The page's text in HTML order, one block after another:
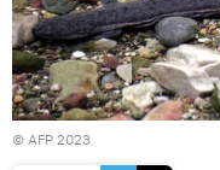
© AFP 2023